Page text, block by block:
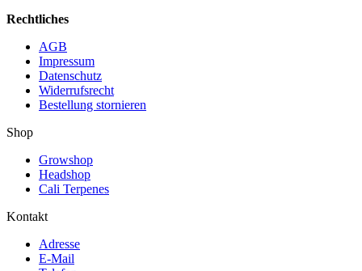
Rechtliches
AGB
Impressum
Datenschutz
Widerrufsrecht
Bestellung stornieren
Shop
Growshop
Headshop
Cali Terpenes
Kontakt
Adresse
E-Mail